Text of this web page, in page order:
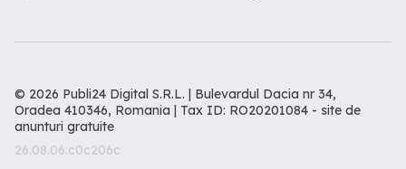
© 2026 Publi24 Digital S.R.L. | Bulevardul Dacia nr 34,
Oradea 410346, Romania | Tax ID: RO20201084 - site de
anunturi gratuite
26.08.06.c0c206c